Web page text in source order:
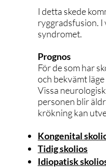
I detta skede
ryggradsfusion. I
syndromet.
Prognos
För de som har
och bekvämt
Vissa
personen blir
krökning kan
Kongenital
Tidig skolios
Idiopatisk